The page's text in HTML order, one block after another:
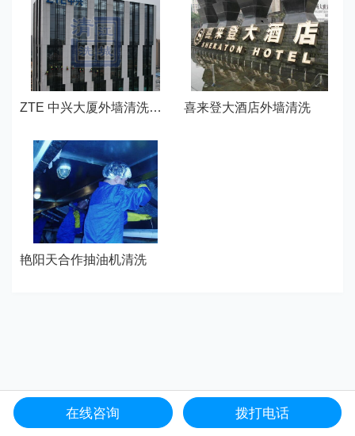
ZTE 中兴大厦外墙清洗—武汉江城清洗 喜来登大酒店外墙清洗
艳阳天合作抽油机清洗
网站首页 服务项目 电话咨询 联系我们
在线咨询 拨打电话